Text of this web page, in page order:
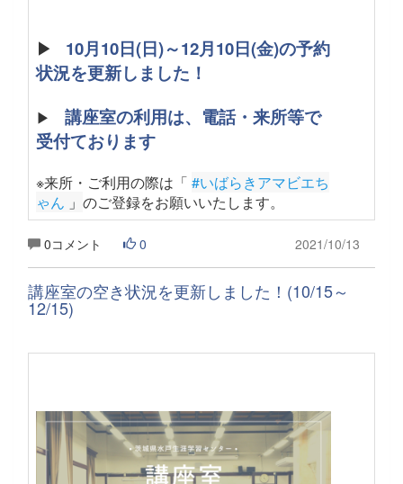
▶
10月10日(日)～12月10日(金)の予約
状況を更新しました！
▶ 講座室の利用は、電話・来所等で
受付ております
※来所・ご利用の際は「 #いばらきアマビエち
ゃん 」 のご登録をお願いいたします。
0コメント 0 2021/10/13
講座室の空き状況を更新しました！(10/15～
12/15)